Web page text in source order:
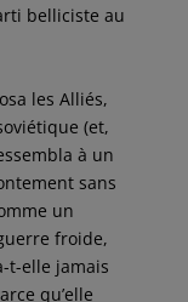
belliciste au
les Alliés,
(et,
à un
sans
un
froide,
t-elle jamais
qu’elle